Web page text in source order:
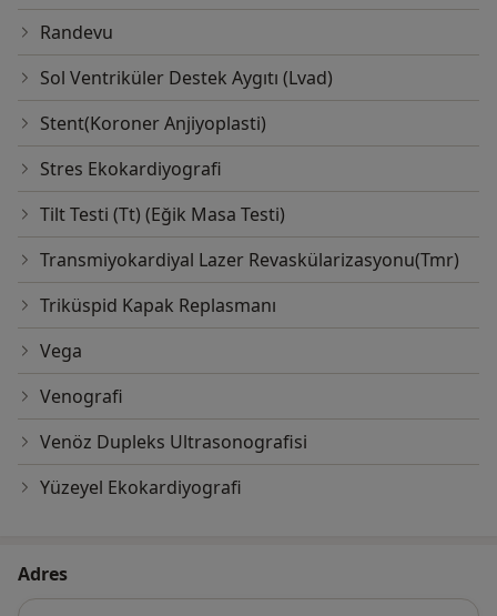
Randevu
Sol Ventriküler Destek Aygıtı (Lvad)
Stent(Koroner Anjiyoplasti)
Stres Ekokardiyografi
Tilt Testi (Tt) (Eğik Masa Testi)
Transmiyokardiyal Lazer Revaskülarizasyonu(Tmr)
Triküspid Kapak Replasmanı
Vega
Venografi
Venöz Dupleks Ultrasonografisi
Yüzeyel Ekokardiyografi
Adres